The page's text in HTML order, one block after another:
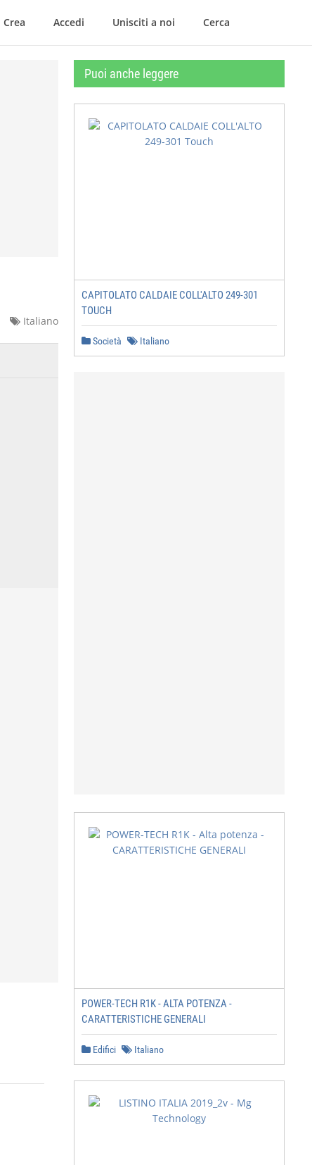
Crea Accedi Unisciti a noi Cerca
Italiano
Puoi anche leggere
CAPITOLATO CALDAIE COLL'ALTO 249-301
TOUCH
Società Italiano
POWER-TECH R1K - ALTA POTENZA -
CARATTERISTICHE GENERALI
Edifici Italiano